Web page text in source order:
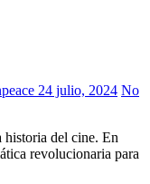
24 julio, 2024 No
revolucionaria para